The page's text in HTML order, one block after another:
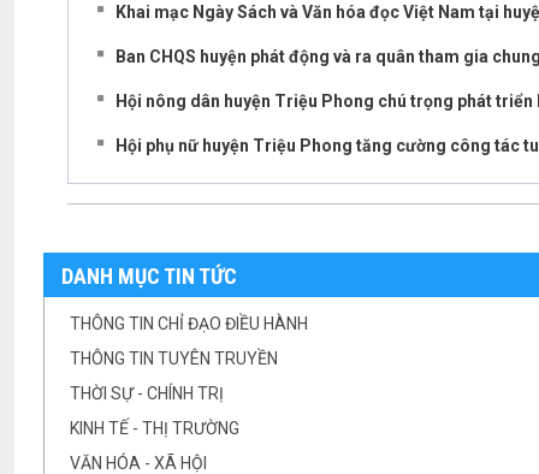
Khai mạc Ngày Sách và Văn hóa đọc Việt Nam tại
Ban CHQS huyện phát động và ra quân tham gia
Hội nông dân huyện Triệu Phong chú trọng phát
Hội phụ nữ huyện Triệu Phong tăng cường công tác
DANH MỤC TIN TỨC
THÔNG TIN CHỈ ĐẠO ĐIỀU HÀNH
THÔNG TIN TUYÊN TRUYỀN
THỜI SỰ - CHÍNH TRỊ
KINH TẾ - THỊ TRƯỜNG
VĂN HÓA - XÃ HỘI